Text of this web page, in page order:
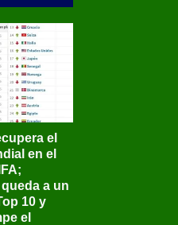
el
en el
a un
10 y
el